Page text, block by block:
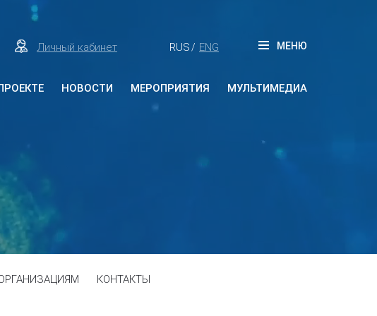
Личный кабинет RUS / ENG МЕНЮ
НОВОСТИ МЕРОПРИЯТИЯ
Прошедшие мероприятия
МУЛЬТИМЕДИА
КОНТАКТЫ